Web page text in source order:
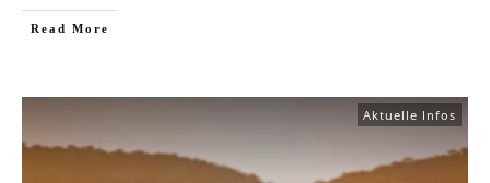
Read More
Aktuelle Infos